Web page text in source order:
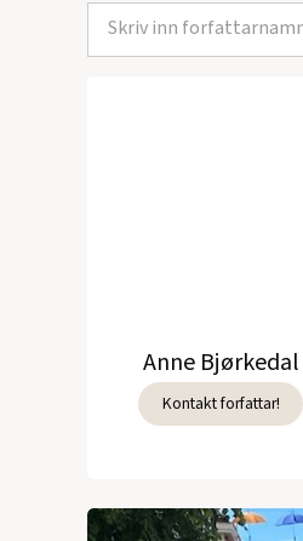
Anne Bjørkedal
Kontakt forfattar!